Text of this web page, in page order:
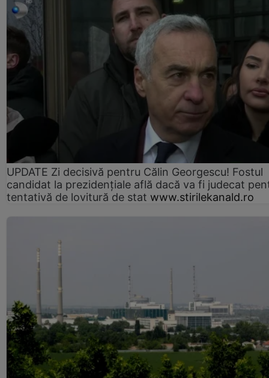
UPDATE Zi decisivă pentru Călin Georgescu! Fostul
candidat la prezidențiale află dacă va fi judecat
tentativă de lovitură de stat www.stirilekanald.ro